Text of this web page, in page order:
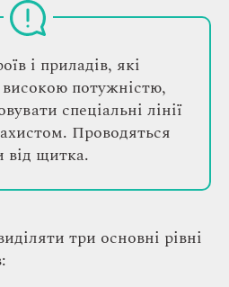
і приладів, які
високою потужністю,
спеціальні лінії
Проводяться
від щитка.
три основні рівні